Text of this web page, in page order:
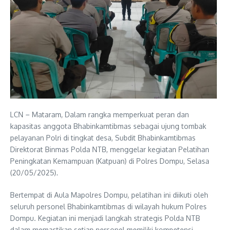
LCN – Mataram, Dalam rangka memperkuat peran dan
kapasitas anggota Bhabinkamtibmas sebagai ujung tombak
pelayanan Polri di tingkat desa, Subdit Bhabinkamtibmas
Direktorat Binmas Polda NTB, menggelar kegiatan Pelatihan
Peningkatan Kemampuan (Katpuan) di Polres Dompu, Selasa
(20/05/2025).
Bertempat di Aula Mapolres Dompu, pelatihan ini diikuti oleh
seluruh personel Bhabinkamtibmas di wilayah hukum Polres
Dompu. Kegiatan ini menjadi langkah strategis Polda NTB